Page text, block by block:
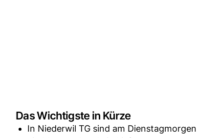
Das Wichtigste in Kürze
In Niederwil TG sind am Dienstagmorgen